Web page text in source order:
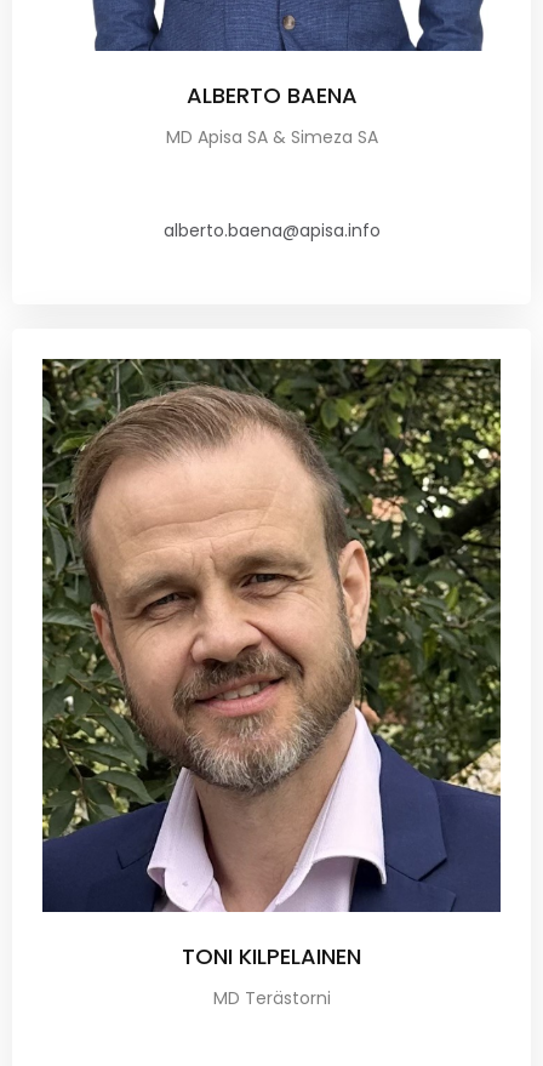
ALBERTO BAENA
MD Apisa SA & Simeza SA
alberto.baena@apisa.info
TONI KILPELAINEN
MD Terästorni